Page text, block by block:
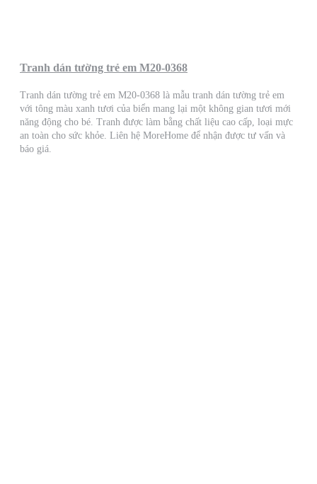
Tranh dán tường trẻ em M20-0368
Tranh dán tường trẻ em M20-0368 là mẫu tranh dán tường trẻ em
với tông màu xanh tươi của biển mang lại một không gian tươi mới
năng động cho bé. Tranh được làm bằng chất liệu cao cấp, loại mực
an toàn cho sức khỏe. Liên hệ MoreHome để nhận được tư vấn và
báo giá.